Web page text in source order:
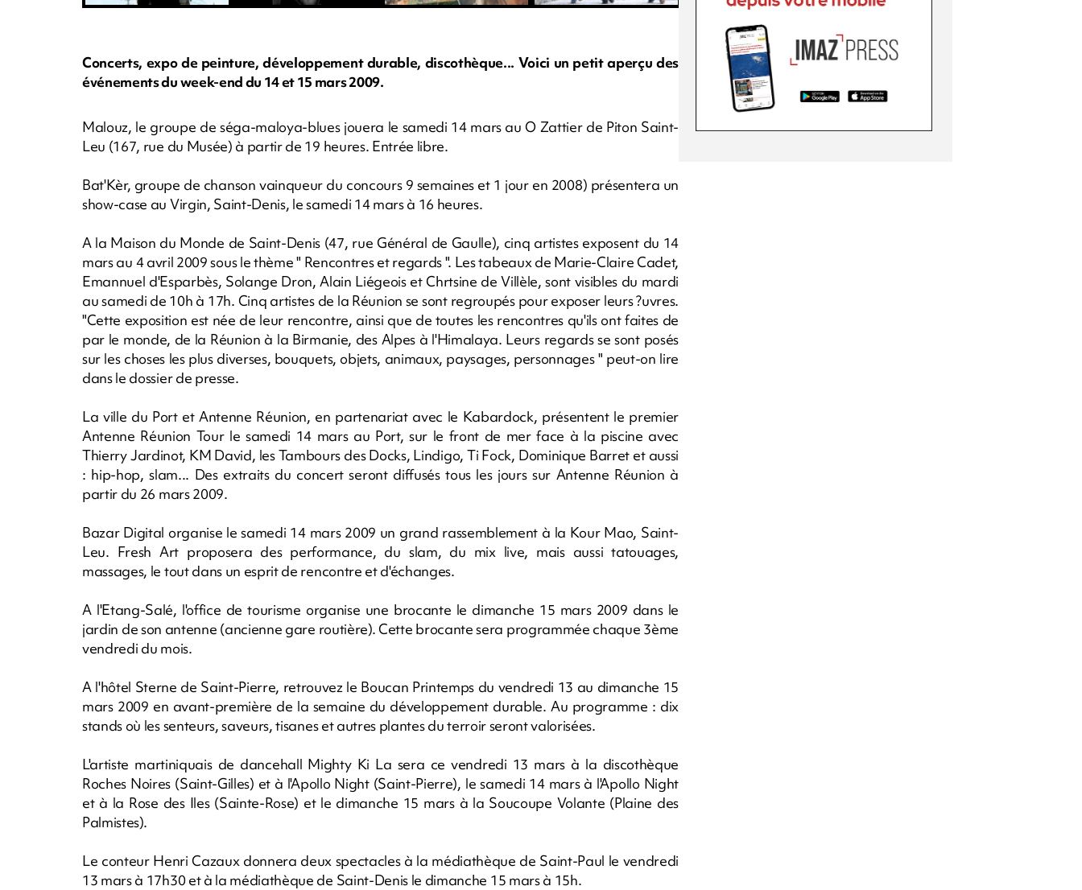
Concerts, expo de peinture, développement durable, discothèque... Voici un petit aperçu des
événements du week-end du 14 et 15 mars 2009.
Malouz, le groupe de séga-maloya-blues jouera le samedi 14 mars au O Zattier de Piton Saint-
Leu (167, rue du Musée) à partir de 19 heures. Entrée libre.
Bat'Kèr, groupe de chanson vainqueur du concours 9 semaines et 1 jour en 2008) présentera un
show-case au Virgin, Saint-Denis, le samedi 14 mars à 16 heures.
A la Maison du Monde de Saint-Denis (47, rue Général de Gaulle), cinq artistes exposent du 14
mars au 4 avril 2009 sous le thème " Rencontres et regards ". Les tabeaux de Marie-Claire Cadet,
Emannuel d'Esparbès, Solange Dron, Alain Liégeois et Chrtsine de Villèle, sont visibles du mardi
au samedi de 10h à 17h. Cinq artistes de la Réunion se sont regroupés pour exposer leurs ?uvres.
"Cette exposition est née de leur rencontre, ainsi que de toutes les rencontres qu'ils ont faites de
par le monde, de la Réunion à la Birmanie, des Alpes à l'Himalaya. Leurs regards se sont posés
sur les choses les plus diverses, bouquets, objets, animaux, paysages, personnages " peut-on lire
dans le dossier de presse.
La ville du Port et Antenne Réunion, en partenariat avec le Kabardock, présentent le premier
Antenne Réunion Tour le samedi 14 mars au Port, sur le front de mer face à la piscine avec
Thierry Jardinot, KM David, les Tambours des Docks, Lindigo, Ti Fock, Dominique Barret et aussi
: hip-hop, slam... Des extraits du concert seront diffusés tous les jours sur Antenne Réunion à
partir du 26 mars 2009.
Bazar Digital organise le samedi 14 mars 2009 un grand rassemblement à la Kour Mao, Saint-
Leu. Fresh Art proposera des performance, du slam, du mix live, mais aussi tatouages,
massages, le tout dans un esprit de rencontre et d'échanges.
A l'Etang-Salé, l'office de tourisme organise une brocante le dimanche 15 mars 2009 dans le
jardin de son antenne (ancienne gare routière). Cette brocante sera programmée chaque 3ème
vendredi du mois.
A l'hôtel Sterne de Saint-Pierre, retrouvez le Boucan Printemps du vendredi 13 au dimanche 15
mars 2009 en avant-première de la semaine du développement durable. Au programme : dix
stands où les senteurs, saveurs, tisanes et autres plantes du terroir seront valorisées.
L'artiste martiniquais de dancehall Mighty Ki La sera ce vendredi 13 mars à la discothèque
Roches Noires (Saint-Gilles) et à l'Apollo Night (Saint-Pierre), le samedi 14 mars à l'Apollo Night
et à la Rose des Iles (Sainte-Rose) et le dimanche 15 mars à la Soucoupe Volante (Plaine des
Palmistes).
Le conteur Henri Cazaux donnera deux spectacles à la médiathèque de Saint-Paul le vendredi
13 mars à 17h30 et à la médiathèque de Saint-Denis le dimanche 15 mars à 15h.